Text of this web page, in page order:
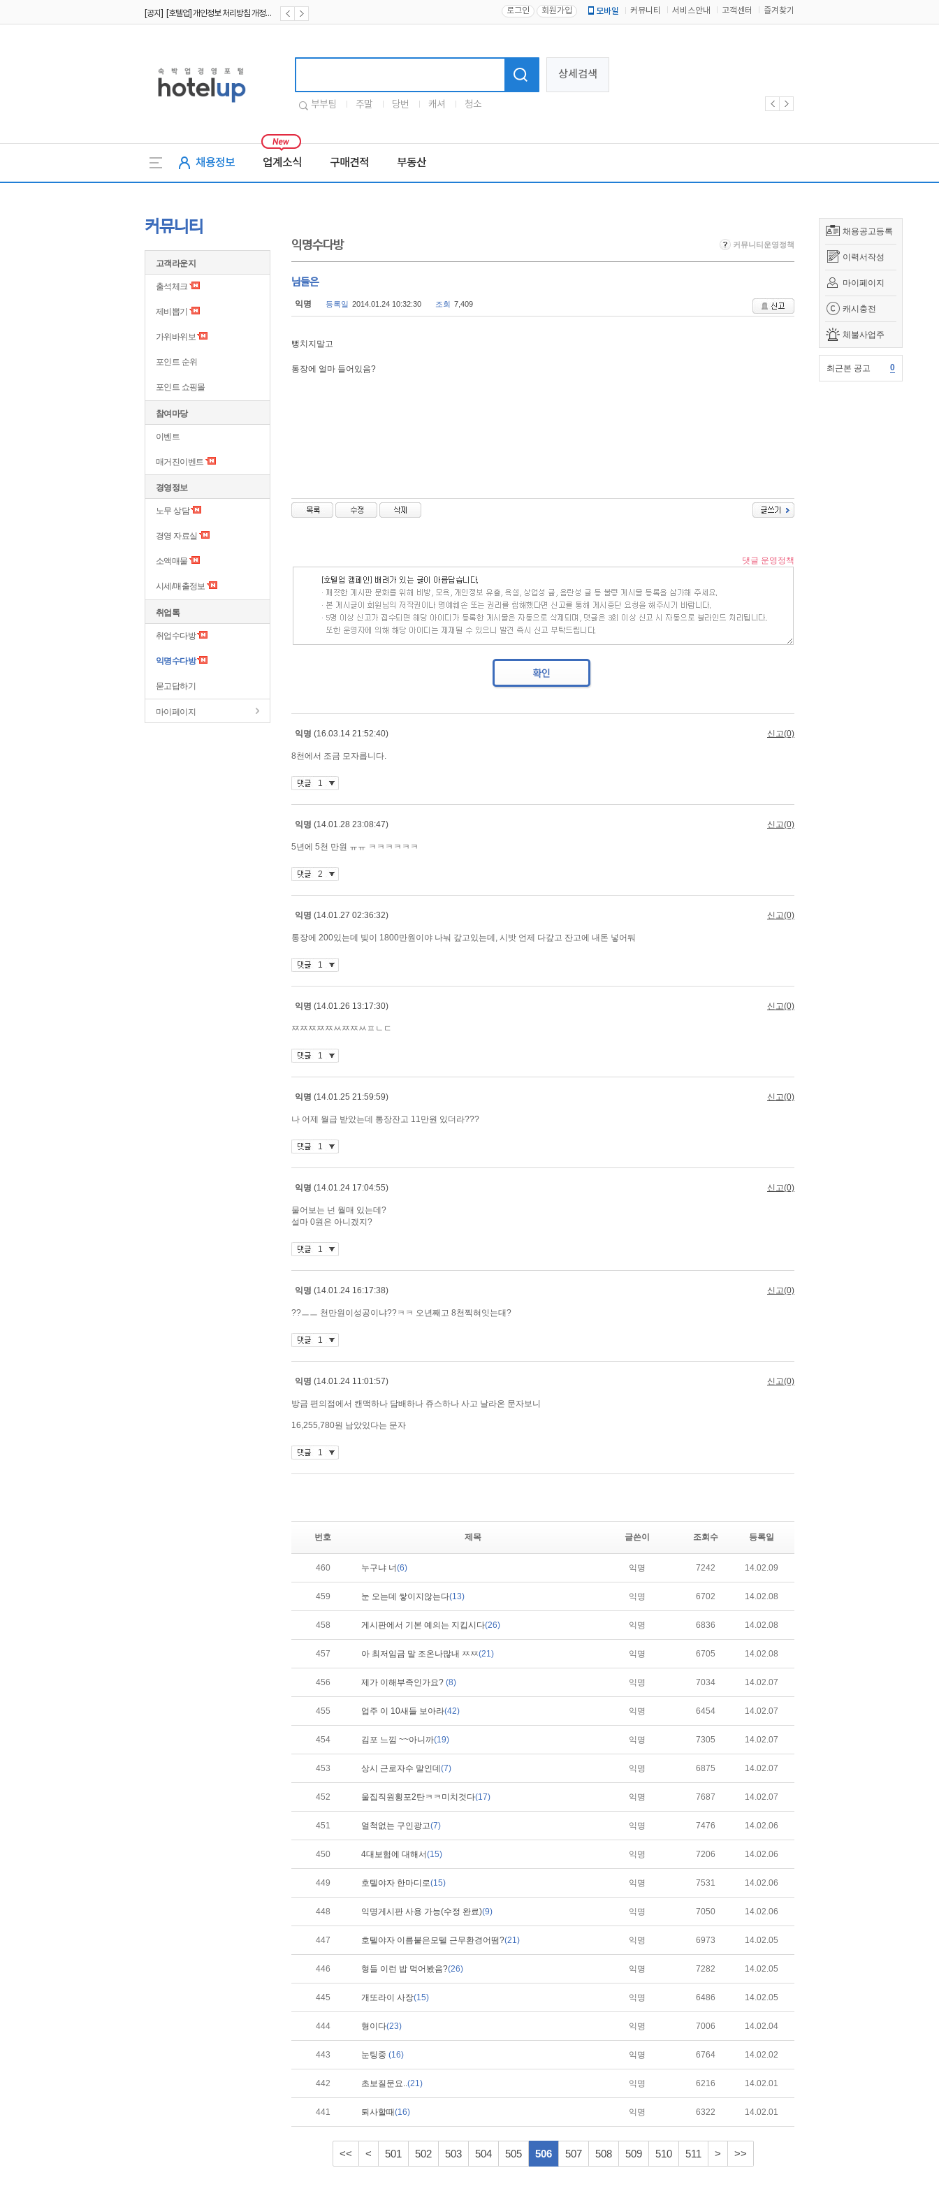
[공지] [호텔업] 개인정보 처리방침 개정본1 (19.09.02) 로그인 회원가입 모바일 커뮤니티 서비스안내 고객센터 즐겨찾기
상세검색
부부팀 주말 당번 캐셔 청소
채용정보 업계소식 구매견적 부동산
채용공고등록
이력서작성
마이페이지
캐시충전
체불사업주
최근본 공고 0
커뮤니티
고객라운지
출석체크
제비뽑기
가위바위보
포인트 순위
포인트 쇼핑몰
참여마당
이벤트
매거진이벤트
경영정보
노무 상담
경영 자료실
소액매물
시세/매출정보
취업톡
취업수다방
익명수다방
묻고답하기
마이페이지
익명수다방 커뮤니티운영정책
님들은
익명 등록일 2014.01.24 10:32:30 조회 7,409
뻥치지말고
통장에 얼마 들어있음?
번호 제목 글쓴이 조회수 등록일
460 누구냐 너(6) 익명 7242 14.02.09
459 눈 오는데 쌓이지않는다(13) 익명 6702 14.02.08
458 게시판에서 기본 예의는 지킵시다(26) 익명 6836 14.02.08
457 아 최저임금 말 조온나많내 ㅉㅉ(21) 익명 6705 14.02.08
456 제가 이해부족인가요? (8) 익명 7034 14.02.07
455 업주 이 10새들 보아라(42) 익명 6454 14.02.07
454 김포 느낌 ~~아니까(19) 익명 7305 14.02.07
453 상시 근로자수 말인데 (7) 익명 6875 14.02.07
452 울집직원횡포2탄ㅋㅋ미치것다(17) 익명 7687 14.02.07
451 얼척없는 구인광고(7) 익명 7476 14.02.06
450 4대보험에 대해서(15) 익명 7206 14.02.06
449 호텔야자 한마디로(15) 익명 7531 14.02.06
448 익명게시판 사용 가능(수정 완료)(9) 익명 7050 14.02.06
447 호텔야자 이름붙은모텔 근무환경어떰?(21) 익명 6973 14.02.05
446 형들 이런 밥 먹어봤음?(26) 익명 7282 14.02.05
445 개또라이 사장(15) 익명 6486 14.02.05
444 형이다(23) 익명 7006 14.02.04
443 눈팅중 (16) 익명 6764 14.02.02
442 초보질문요..(21) 익명 6216 14.02.01
441 퇴사할때(16) 익명 6322 14.02.01
<< < 501 502 503 504 505 506 507 508 509 510 511 > >>